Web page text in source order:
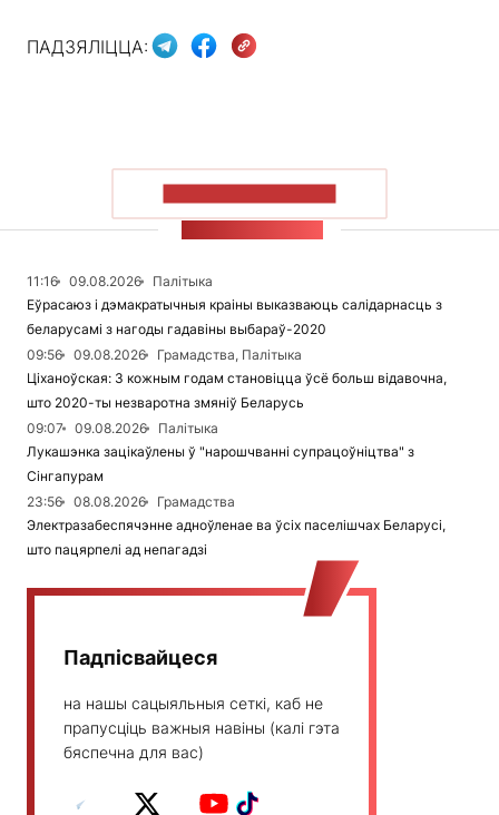
ПАДЗЯЛІЦЦА:
11:16 09.08.2026
Палітыка
Еўрасаюз і дэмакратычныя краіны выказваюць салідарнасць з
беларусамі з нагоды гадавіны выбараў-2020
09:56
09.08.2026
Грамадства, Палітыка
Ціханоўская: З кожным годам становіцца ўсё больш відавочна,
што 2020-ты незваротна змяніў Беларусь
09:07
09.08.2026
Палітыка
Лукашэнка зацікаўлены ў "нарошчванні супрацоўніцтва" з
Сінгапурам
23:56
08.08.2026
Грамадства
Электразабеспячэнне адноўленае ва ўсіх паселішчах Беларусі,
што пацярпелі ад непагадзі
Падпісвайцеся
на нашы сацыяльныя сеткі, каб не
прапусціць важныя навіны (калі гэта
бяспечна для вас)